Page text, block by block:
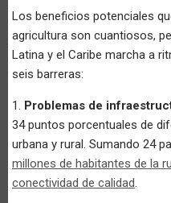
Los beneficios potenciales
agricultura son cuantiosos,
Latina y el Caribe marcha a
seis barreras:
1. Problemas de
34 puntos porcentuales de
urbana y rural. Sumando 24
millones de habitantes de la
conectividad de calidad.